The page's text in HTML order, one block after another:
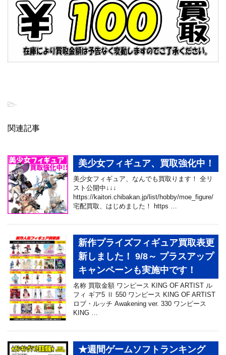
-
関連記事
美少女フィギュア、買取強化中！
美少女フィギュア、なんでも買取ります！ 全リ
スト公開中↓↓↓
https://kaitori.chibakan.jp/list/hobby/moe_figure/
宅配買取、はじめました！ https …
新作プライズフィギュア買取表更
新しました！ 9/8～ プラスアップ
キャンペーンも実施中です！
名称 買取金額 ワンピース KING OF ARTIST ル
フィ ギア5 Ⅱ 550 ワンピース KING OF ARTIST
ロブ・ルッチ Awakening ver. 330 ワンピース
KING …
★週間ゲームソフトランキング